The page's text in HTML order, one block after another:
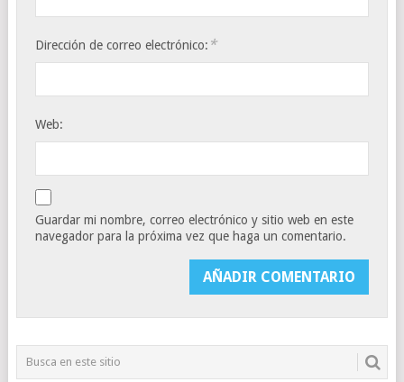
Dirección de correo electrónico: *
Web:
Guardar mi nombre, correo electrónico y sitio web en este
navegador para la próxima vez que haga un comentario.